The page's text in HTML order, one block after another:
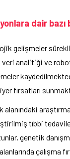
dair bazı
gelişmeler
veri analitiği ve
fırsatları
tıbbi
genetik
çalışma